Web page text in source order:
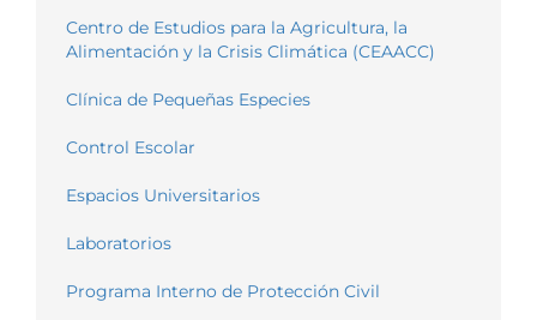
Centro de Estudios para la Agricultura, la
Alimentación y la Crisis Climática (CEAACC)
Clínica de Pequeñas Especies
Control Escolar
Espacios Universitarios
Laboratorios
Programa Interno de Protección Civil